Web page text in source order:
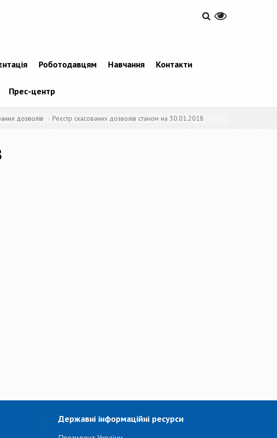
Роботодавцям Навчання Контакти
Прес-центр
дозволів Реєстр скасованих дозволів станом на 30.01.2018
Державні інформаційні ресурси